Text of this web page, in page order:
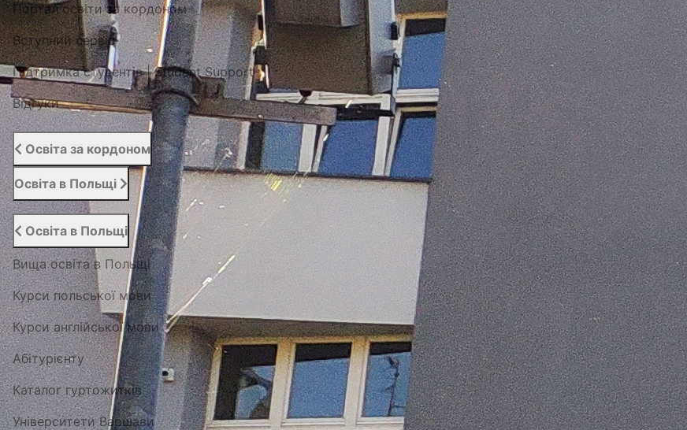
Портал освіти за кордоном
Вступний сервіс
Підтримка студентів | Student Support
Відгуки
Освіта за кордоном
Освіта в Польщі
Освіта в Польщі
Вища освіта в Польщі
Курси польської мови
Курси англійської мови
Абітурієнту
Каталог гуртожитків
Університети Варшави